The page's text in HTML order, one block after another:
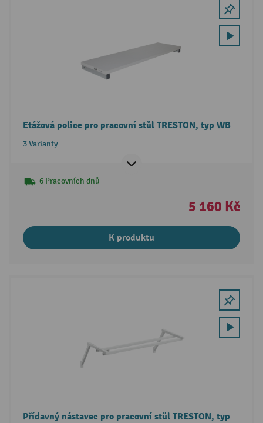
Etážová police pro pracovní stůl TRESTON, typ WB
3 Varianty
6 Pracovních dnů
5 160 Kč
K produktu
Přídavný nástavec pro pracovní stůl TRESTON, typ